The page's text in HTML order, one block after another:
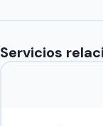
Servicios